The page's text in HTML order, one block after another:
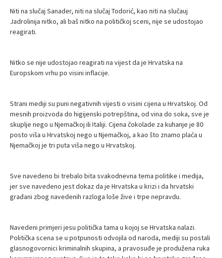
Niti na slučaj Sanader, niti na slučaj Todorić, kao niti na slučauj
Jadrolinija nitko, ali baš nitko na političkoj sceni, nije se udostojao
reagirati.
Nitko se nije udostojao reagirati na vijest da je Hrvatska na
Europskom vrhu po visini inflacije.
Strani mediji su puni negativnih vijesti o visini cijena u Hrvatskoj. Od
mesnih proizvoda do higijenski potrepština, od vina do soka, sve je
skuplje nego u Njemačkoj ili Italiji. Cijena čokolade za kuhanje je 80
posto viša u Hrvatskoj nego u Njemačkoj, a kao što znamo plaća u
Njemačkoj je tri puta viša nego u Hrvatskoj.
Sve navedeno bi trebalo bita svakodnevna tema politike i medija,
jer sve navedeno jest dokaz da je Hrvatska u krizi i da hrvatski
građani zbog navedenih razloga loše žive i trpe nepravdu.
Navedeni primjeri jesu politička tama u kojoj se Hrvatska nalazi.
Politička scena se u potpunosti odvojila od naroda, mediji su postali
glasnogovornici kriminalnih skupina, a pravosuđe je produžena ruka